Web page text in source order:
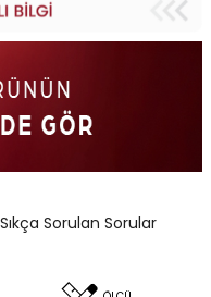
Sorulan Sorular